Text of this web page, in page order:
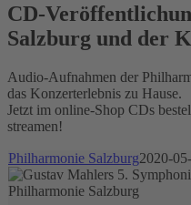
CD-
Salzburg und der
Audio-Aufnahmen der
das Konzerterlebnis zu Hause.
Jetzt im online-Shop CDs
streamen!
Philharmonie Salzburg2020-